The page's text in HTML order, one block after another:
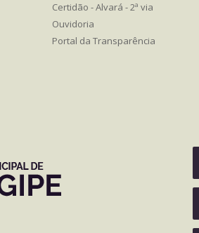
Certidão - Alvará - 2ª via
Ouvidoria
Portal da Transparência